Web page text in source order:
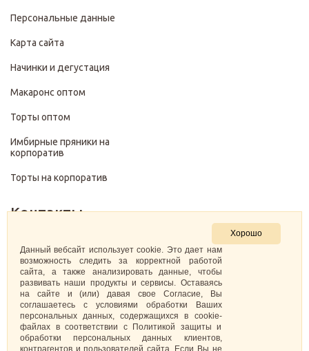
Персональные данные
Карта сайта
Начинки и дегустация
Макаронс оптом
Торты оптом
Имбирные пряники на
корпоратив
Торты на корпоратив
Контакты
+7 (499) 322-28-29
pirojenka.rf@gmail.com
Москва, Павелецкая набережная 10к1
ИНН: 773575794220
Хорошо
Данный вебсайт использует cookie. Это дает нам
возможность следить за корректной работой
сайта, а также анализировать данные, чтобы
развивать наши продукты и сервисы. Оставаясь
на сайте и (или) давая свое Согласие, Вы
соглашаетесь с условиями обработки Ваших
персональных данных, содержащихся в cookie-
файлах в соответствии с Политикой защиты и
обработки персональных данных клиентов,
контрагентов и пользователей сайта. Если Вы не